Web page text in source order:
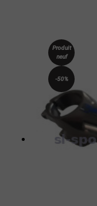
Produit
neuf
-50%